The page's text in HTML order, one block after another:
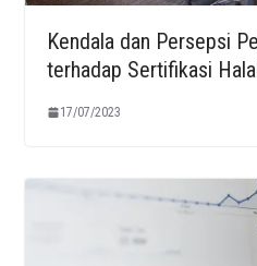
Kendala dan Persepsi
terhadap Sertifikasi
17/07/2023